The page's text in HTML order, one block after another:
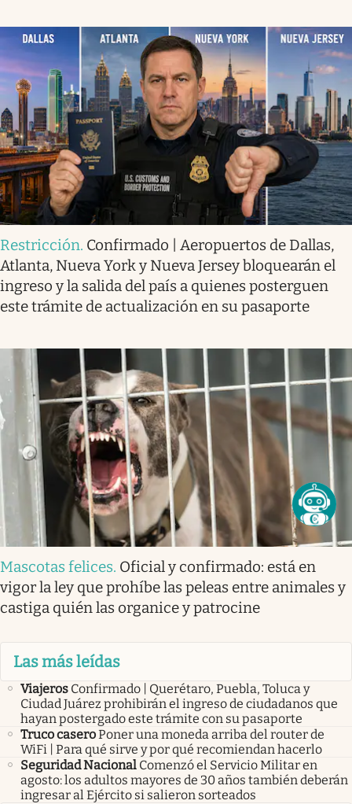
Restricción. Confirmado | Aeropuertos de Dallas,
Atlanta, Nueva York y Nueva Jersey bloquearán el
ingreso y la salida del país a quienes posterguen
este trámite de actualización en su pasaporte
Mascotas felices. Oficial y confirmado: está en
vigor la ley que prohíbe las peleas entre animales y
castiga quién las organice y patrocine
Las más leídas
Viajeros Confirmado | Querétaro, Puebla, Toluca y
Ciudad Juárez prohibirán el ingreso de ciudadanos que
hayan postergado este trámite con su pasaporte
Truco caseroPoner una moneda arriba del router de
WiFi | Para qué sirve y por qué recomiendan hacerlo
Seguridad Nacional Comenzó el Servicio Militar en
agosto: los adultos mayores de 30 años también deberán
ingresar al Ejército si salieron sorteados